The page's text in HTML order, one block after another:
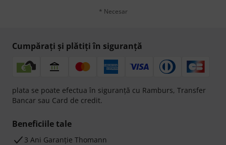
* Necesar
Cumpărați și plătiți în siguranță
plata se poate efectua în siguranță cu Ramburs, Transfer
Bancar sau Card de credit.
Beneficiile tale
3 Ani Garanție Thomann